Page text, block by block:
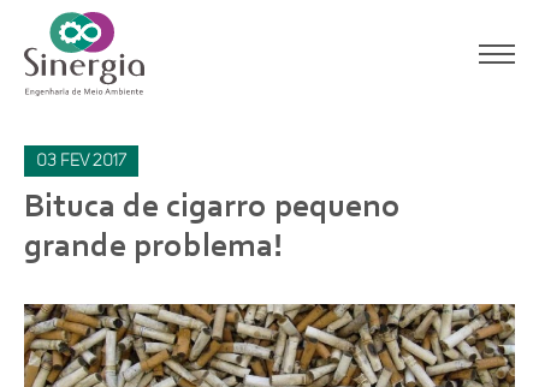
03 fev2017
Bituca de cigarro pequeno
grande problema!